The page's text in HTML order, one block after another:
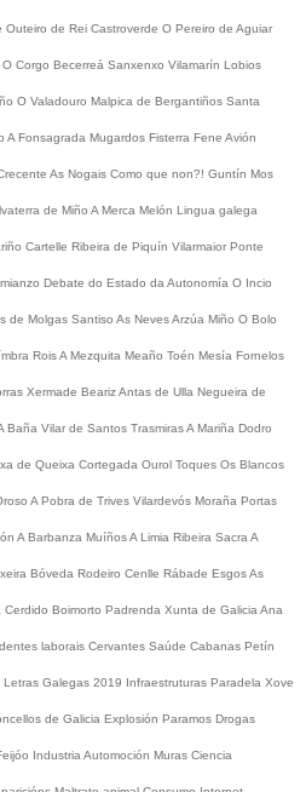
Outeiro de Rei Castroverde O Pereiro de Aguiar
O Corgo Becerreá Sanxenxo Vilamarín Lobios
O Valadouro Malpica de Bergantiños Santa
A Fonsagrada Mugardos Fisterra Fene Avión
As Nogais Como que non?! Guntín Mos
de Miño A Merca Melón Lingua galega
Cartelle Ribeira de Piquín Vilarmaior Ponte
Debate do Estado da Autonomía O Incio
de Molgas Santiso As NevesArzúa Miño O Bolo
RoisA Mezquita Meaño Toén Mesía Fornelos
Xermade BearizAntas de Ulla Negueira de
Baña Vilar de Santos TrasmirasA Mariña Dodro
de Queixa Cortegada Ourol Toques Os Blancos
A Pobra de Trives Vilardevós Moraña Portas
A Barbanza MuíñosA Limia Ribeira Sacra A
Bóveda Rodeiro Cenlle Rábade EsgosAs
Cerdido Boimorto Padrenda Xunta de Galicia Ana
laborais Cervantes Saúde Cabanas Petín
Letras Galegas 2019 Infraestruturas Paradela Xove
de Galicia Explosión Paramos Drogas
Industria Automoción Muras Ciencia